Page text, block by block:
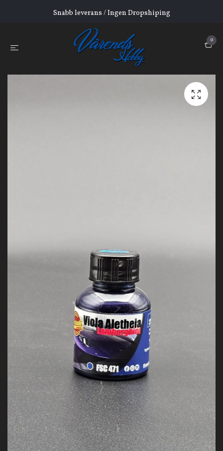
Snabb leverans / Ingen Dropshiping
0